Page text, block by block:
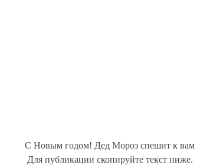
С Новым годом! Дед Мороз спешит к вам
Для публикации скопируйте текст ниже.